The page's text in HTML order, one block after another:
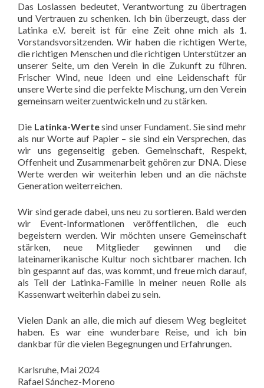
Das Loslassen bedeutet, Verantwortung zu übertragen
und Vertrauen zu schenken. Ich bin überzeugt, dass der
Latinka e.V. bereit ist für eine Zeit ohne mich als 1.
Vorstandsvorsitzenden. Wir haben die richtigen Werte,
die richtigen Menschen und die richtigen Unterstützer an
unserer Seite, um den Verein in die Zukunft zu führen.
Frischer Wind, neue Ideen und eine Leidenschaft für
unsere Werte sind die perfekte Mischung, um den Verein
gemeinsam weiterzuentwickeln und zu stärken.
Die Latinka-Wertesind unser Fundament. Sie sind mehr
als nur Worte auf Papier – sie sind ein Versprechen, das
wir uns gegenseitig geben. Gemeinschaft, Respekt,
Offenheit und Zusammenarbeit gehören zur DNA. Diese
Werte werden wir weiterhin leben und an die nächste
Generation weiterreichen.
Wir sind gerade dabei, uns neu zu sortieren. Bald werden
wir Event-Informationen veröffentlichen, die euch
begeistern werden. Wir möchten unsere Gemeinschaft
stärken, neue Mitglieder gewinnen und die
lateinamerikanische Kultur noch sichtbarer machen. Ich
bin gespannt auf das, was kommt, und freue mich darauf,
als Teil der Latinka-Familie in meiner neuen Rolle als
Kassenwart weiterhin dabei zu sein.
Vielen Dank an alle, die mich auf diesem Weg begleitet
haben. Es war eine wunderbare Reise, und ich bin
dankbar für die vielen Begegnungen und Erfahrungen.
Karlsruhe, Mai 2024
Rafael Sánchez-Moreno